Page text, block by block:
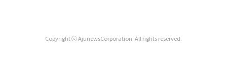
Copyright ⓒ AjunewsCorporation. All rights reserved.